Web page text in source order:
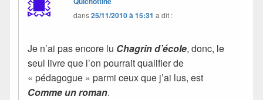
dans25/11/2010 à 15:31 a dit :
Je n’ai pas encore lu Chagrin d’école, donc, le
seul livre que l’on pourrait qualifier de
« pédagogue » parmi ceux que j’ai lus, est
Comme un roman.